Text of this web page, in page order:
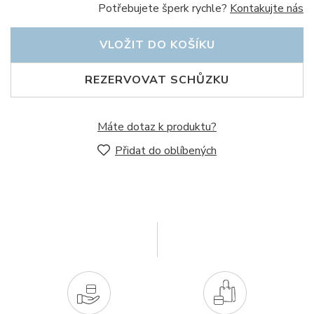
Potřebujete šperk rychle? Kontakujte nás
REZERVOVAT SCHŮZKU
VLOŽIT DO KOŠÍKU
Máte dotaz k produktu?
Přidat do oblíbených